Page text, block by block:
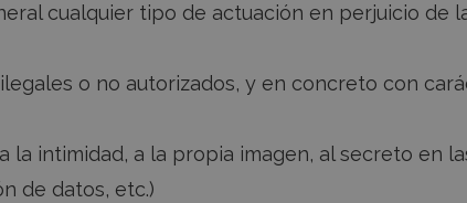
cualquier tipo de actuación en perjuicio de
o no autorizados, y en concreto con
intimidad, a la propia imagen, al secreto en
de datos, etc.)